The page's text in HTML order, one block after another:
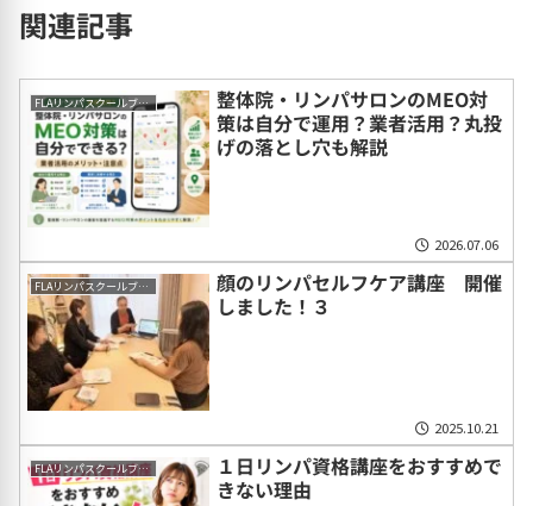
関連記事
FLAリンパスクールブログ
整体院・リンパサロンのMEO対
策は自分で運用？業者活用？丸投
げの落とし穴も解説
2026.07.06
FLAリンパスクールブログ
顔のリンパセルフケア講座 開催
しました！３
2025.10.21
FLAリンパスクールブログ
１日リンパ資格講座をおすすめで
きない理由